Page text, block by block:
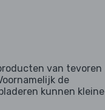
van tevoren
de
kunnen kleine